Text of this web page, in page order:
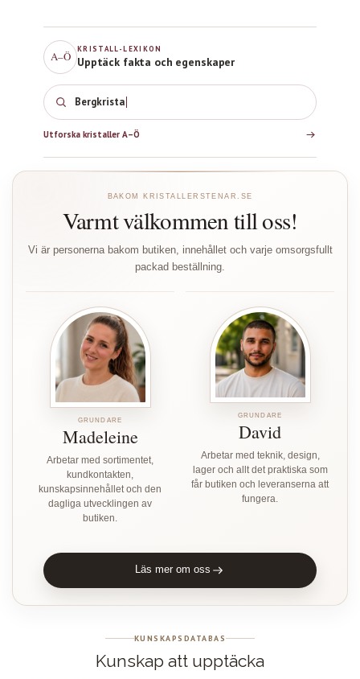
A–Ö
KRISTALL-LEXIKON
Upptäck fakta och egenskaper
Bergkristall
Utforska kristaller A–Ö
BAKOM KRISTALLERSTENAR.SE
Varmt välkommen till oss!
Vi är personerna bakom butiken, innehållet och varje omsorgsfullt
packad beställning.
GRUNDARE
Madeleine
Arbetar med sortimentet,
kundkontakten,
kunskapsinnehållet och den
dagliga utvecklingen av
butiken.
GRUNDARE
David
Arbetar med teknik, design,
lager och allt det praktiska som
får butiken och leveranserna att
fungera.
Läs mer om oss
KUNSKAPSDATABAS
Kunskap att upptäcka